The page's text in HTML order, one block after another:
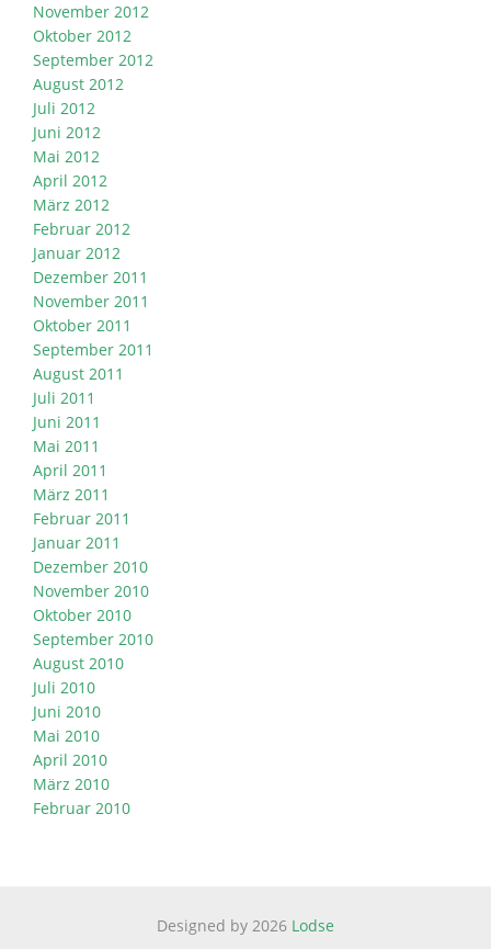
November 2012
Oktober 2012
September 2012
August 2012
Juli 2012
Juni 2012
Mai 2012
April 2012
März 2012
Februar 2012
Januar 2012
Dezember 2011
November 2011
Oktober 2011
September 2011
August 2011
Juli 2011
Juni 2011
Mai 2011
April 2011
März 2011
Februar 2011
Januar 2011
Dezember 2010
November 2010
Oktober 2010
September 2010
August 2010
Juli 2010
Juni 2010
Mai 2010
April 2010
März 2010
Februar 2010
Designed by 2026 Lodse